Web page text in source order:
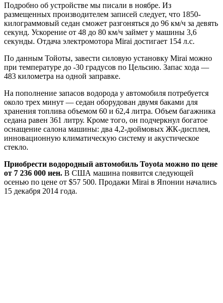
Подробно об устройстве мы писали в ноябре. Из
размещенных производителем записей следует, что 1850-
килограммовый седан сможет разгоняться до 96 км/ч за девять
секунд. Ускорение от 48 до 80 км/ч займет у машины 3,6
секунды. Отдача электромотора Mirai достигает 154 л.с.
По данным Тойоты, завести силовую установку Mirai можно
при температуре до -30 градусов по Цельсию. Запас хода —
483 километра на одной заправке.
На пополнение запасов водорода у автомобиля потребуется
около трех минут — седан оборудован двумя баками для
хранения топлива объемом 60 и 62,4 литра. Объем багажника
седана равен 361 литру. Кроме того, он подчеркнул богатое
оснащение салона машины: два 4,2-дюймовых ЖК-дисплея,
инновационную климатическую систему и акустическое
стекло.
Приобрести водородный автомобиль Toyota можно по цене
от 7 236 000 иен. В США машина появится следующей
осенью по цене от $57 500. Продажи Mirai в Японии начались
15 декабря 2014 года.